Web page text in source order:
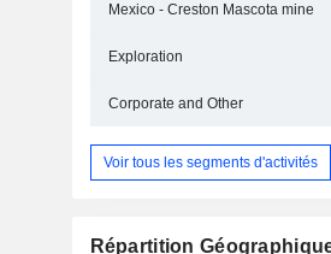
Mexico - Creston Mascota mine
Exploration
Corporate and Other
Voir tous les segments d'activités
Répartition